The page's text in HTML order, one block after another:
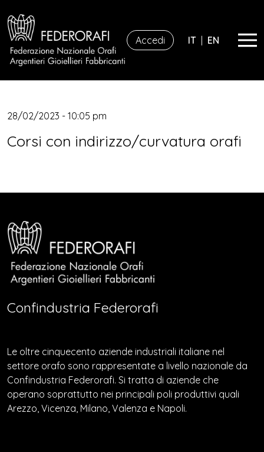
Accedi IT | EN
28/02/2023 - 10:05 pm
Corsi con indirizzo/curvatura orafi
Confindustria Federorafi
Le oltre cinquecento aziende industriali italiane nel
settore orafo sono rappresentate a livello nazionale da
Confindustria Federorafi. Si tratta di aziende che
operano soprattutto nei principali poli produttivi quali
Arezzo, Vicenza, Milano, Valenza e Napoli.